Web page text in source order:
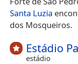
Santa Luzia
dos Mosqueiros.
Estádio
estádio